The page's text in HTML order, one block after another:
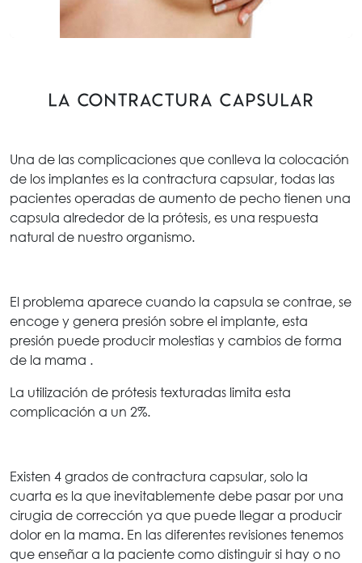
La contractura capsular
Una de las complicaciones que conlleva la colocación
de los implantes es la contractura capsular, todas las
pacientes operadas de aumento de pecho tienen una
capsula alrededor de la prótesis, es una respuesta
natural de nuestro organismo.
El problema aparece cuando la capsula se contrae, se
encoge y genera presión sobre el implante, esta
presión puede producir molestias y cambios de forma
de la mama .
La utilización de prótesis texturadas limita esta
complicación a un 2%.
Existen 4 grados de contractura capsular, solo la
cuarta es la que inevitablemente debe pasar por una
cirugia de corrección ya que puede llegar a producir
dolor en la mama. En las diferentes revisiones tenemos
que enseñar a la paciente como distinguir si hay o no